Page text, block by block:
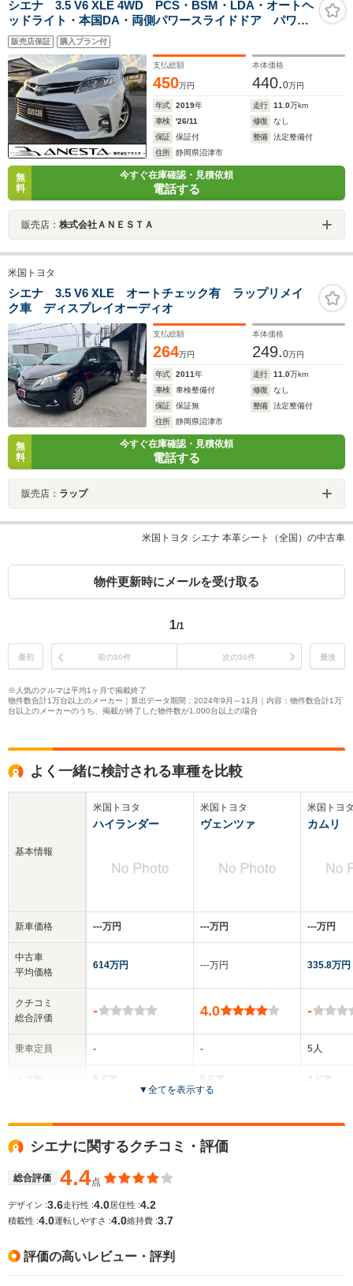
シエナ 3.5 V6 XLE 4WD PCS・BSM・LDA・オートヘ
ッドライト・本国DA・両側パワースライドドア パワー
バックドア USコーナー ルーフレール 7人乗り 本
革パワーシート(ヒーター) Bカメラ ETC2.0 スマート
キーx2
販売店保証 購入プラン付
支払総額
450万円
本体価格
440.0万円
年式 2019年 走行 11.0万km
車検
'26/11 修復
なし
保証
保証付 整備
法定整備付
住所
静岡県沼津市
無
料
今すぐ在庫確認・見積依頼
電話する
販売店： 株式会社ＡＮＥＳＴＡ
米国トヨタ
シエナ 3.5 V6 XLE オートチェック有 ラップリメイ
ク車 ディスプレイオーディオ
支払総額
264万円
本体価格
249.0万円
年式 2011年 走行 11.0万km
車検
車検整備付 修復
なし
保証
保証無 整備
法定整備付
住所
静岡県沼津市
無
料
今すぐ在庫確認・見積依頼
電話する
販売店： ラップ
米国トヨタ シエナ 本革シート（全国）の中古車
物件更新時にメールを受け取る
1/1
最初 前の30件 次の30件 最後
※人気のクルマは平均1ヶ月で掲載終了
物件数合計1万台以上のメーカー｜算出データ期間：2024年9月～11月｜内容：物件数合計1万
台以上のメーカーのうち、掲載が終了した物件数が1,000台以上の場合
よく一緒に検討される車種を比較
基本情報
新車価格
中古車
平均価格
クチコミ
総合評価
乗車定員
ドア数
サイズ
米国トヨタ
ハイランダー
‐‐‐万円
614万円
-
-
5ドア
-m
-m
米国トヨタ
ヴェンツァ
‐‐‐万円
‐‐‐万円
4.0
-
5ドア
米国トヨ
カムリ
‐‐‐万円
335.8万円
-
5人
4ドア
▼全てを表示する
シエナに関するクチコミ・評価
総合評価 4.4点
デザイン :3.6走行性 :4.0居住性 :4.2
積載性 :4.0運転しやすさ :4.0維持費 :3.7
評価の高いレビュー・評判